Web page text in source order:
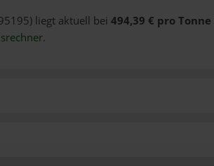
liegt aktuell bei 494,39 € pro Tonne
.